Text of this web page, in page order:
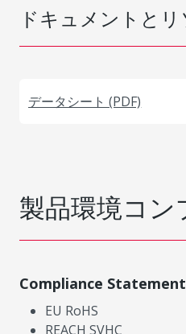
ドキュメントとリ
データシート (PDF)
製品環境コン
Compliance
EU RoHS
REACH SVHC